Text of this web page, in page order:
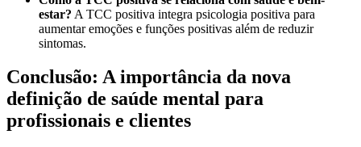
estar? A TCC positiva integra psicologia positiva para
aumentar emoções e funções positivas além de reduzir
sintomas.
Conclusão: A importância da nova
definição de saúde mental para
profissionais e clientes